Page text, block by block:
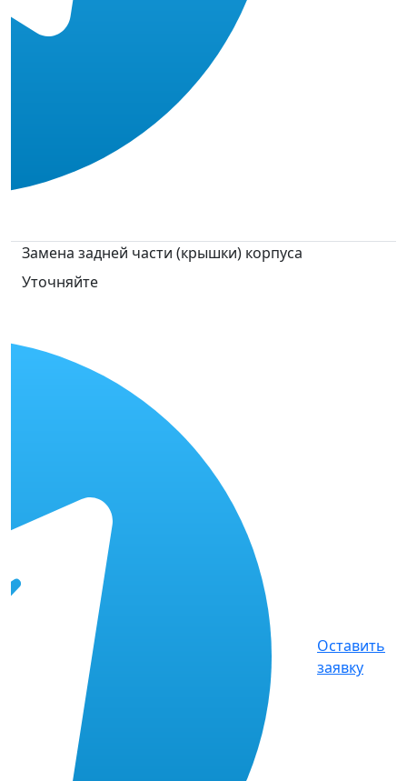
Замена задней части (крышки) корпуса
Уточняйте
Оставить
заявку